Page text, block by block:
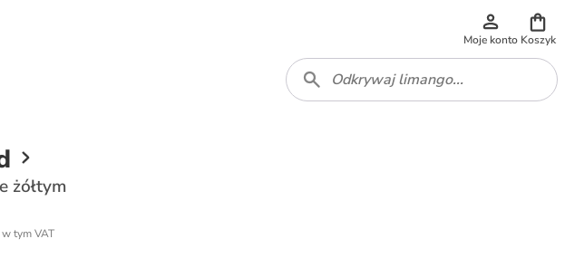
Moje konto Koszyk
żółtym
w tym VAT